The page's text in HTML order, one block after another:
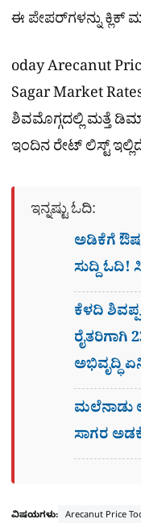
ಈ ಪೇಪರ್​ಗಳನ್ನು ಕ್ಲಿಕ್
oday Arecanut
Sagar Market
ಶಿವಮೊಗ್ಗದಲ್ಲಿ ಮತ್ತೆ
ಇಂದಿನ ರೇಟ್ ಲಿಸ್ಟ್
ಇನ್ನಷ್ಟು ಓದಿ:
ಅಡಿಕೆಗೆ
ಸುದ್ದಿ ಓದಿ!
ಕೆಳದಿ
ರೈತರಿಗಾಗಿ
ಅಭಿವೃದ್ಧಿ
ಮಲೆನಾಡು
ಸಾಗರ
ವಿಷಯಗಳು: Arecanut Price